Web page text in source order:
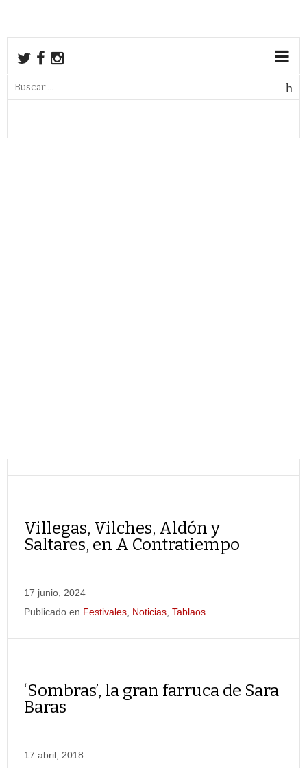
Villegas, Vilches, Aldón y
Saltares, en A Contratiempo
17 junio, 2024
Publicado en Festivales Noticias Tablaos
‘Sombras’, la gran farruca de Sara
Baras
17 abril, 2018